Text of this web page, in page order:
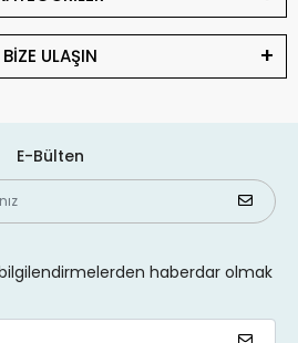
BİZE ULAŞIN
E-Bülten
haberdar olmak